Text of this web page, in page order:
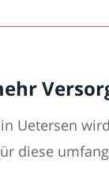
Uetersen
diese